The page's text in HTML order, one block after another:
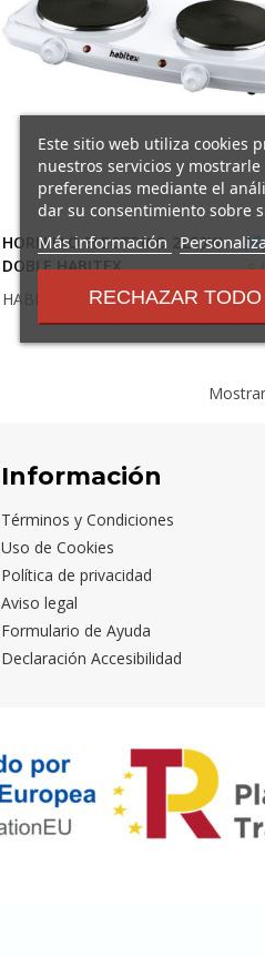
HORNILLO ELECTRICO 2250W
DOBLE HABITEX
HABITEX_2018
Información
Términos y Condiciones
Uso de Cookies
Política de privacidad
Aviso legal
Formulario de Ayuda
Declaración Accesibilidad
Este sitio web utiliza cookies
nuestros servicios y
preferencias mediante el
dar su consentimiento sobre
Más información sobre
y
condiciones
RECHAZAR TODO